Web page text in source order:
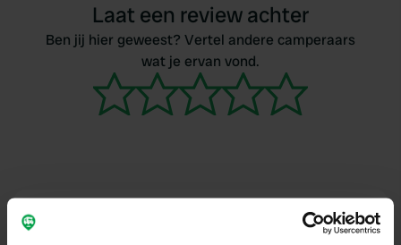
Laat een review achter
Ben jij hier geweest? Vertel andere camperaars
wat je ervan vond.
Contact